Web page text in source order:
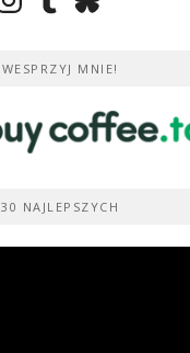
WESPRZYJ MNIE!
30 NAJLEPSZYCH